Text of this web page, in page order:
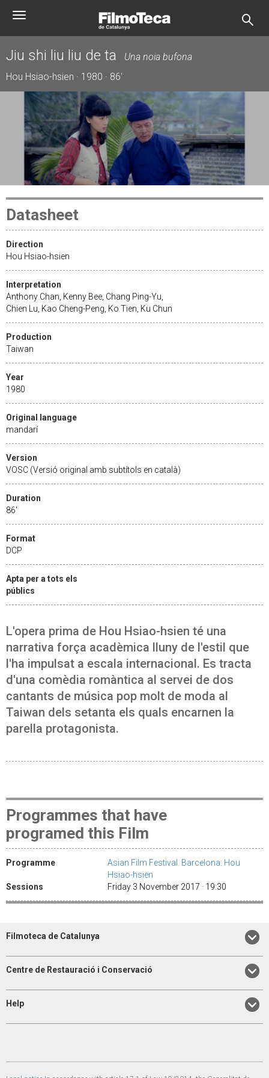
Toggle
Jiu shi liu liu de ta
Una noia bufona
Hou Hsiao-hsien · 1980 · 86'
Datasheet
Direction
Hou Hsiao-hsien
Interpretation
Anthony Chan, Kenny Bee, Chang Ping-Yu,
Chien Lu, Kao Cheng-Peng, Ko Tien, Ku Chun
Production
Taiwan
Year
1980
Original language
mandarí
Version
VOSC (Versió original amb subtítols en català)
Duration
86'
Format
DCP
Apta per a tots els
públics
L'opera prima de Hou Hsiao-hsien té una
narrativa força acadèmica lluny de l'estil que
l'ha impulsat a escala internacional. Es tracta
d'una comèdia romàntica al servei de dos
cantants de música pop molt de moda al
Taiwan dels setanta els quals encarnen la
parella protagonista.
Programmes that have
programed this Film
Programme
Asian Film Festival. Barcelona: Hou
Hsiao-hsien
Sessions
Friday 3 November 2017 · 19:30
Filmoteca de Catalunya
Centre de Restauració i Conservació
Help